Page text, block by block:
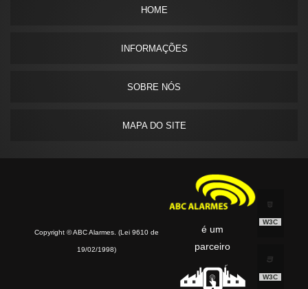
HOME
INFORMAÇÕES
SOBRE NÓS
MAPA DO SITE
Copyright © ABC Alarmes. (Lei 9610 de
19/02/1998)
é um
parceiro
W3C
W3C